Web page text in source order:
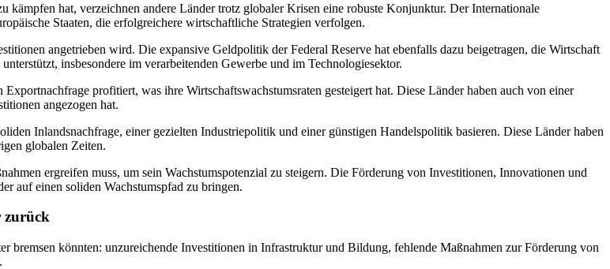
kämpfen hat, verzeichnen andere Länder trotz globaler Krisen eine robuste Konjunktur. Der Internationale
Staaten, die erfolgreichere wirtschaftliche Strategien verfolgen.
angetrieben wird. Die expansive Geldpolitik der Federal Reserve hat ebenfalls dazu beigetragen, die Wirtschaft
insbesondere im verarbeitenden Gewerbe und im Technologiesektor.
profitiert, was ihre Wirtschaftswachstumsraten gesteigert hat. Diese Länder haben auch von einer
angezogen hat.
Inlandsnachfrage, einer gezielten Industriepolitik und einer günstigen Handelspolitik basieren. Diese Länder haben
globalen Zeiten.
ergreifen muss, um sein Wachstumspotenzial zu steigern. Die Förderung von Investitionen, Innovationen und
auf einen soliden Wachstumspfad zu bringen.
zurück
könnten: unzureichende Investitionen in Infrastruktur und Bildung, fehlende Maßnahmen zur Förderung von